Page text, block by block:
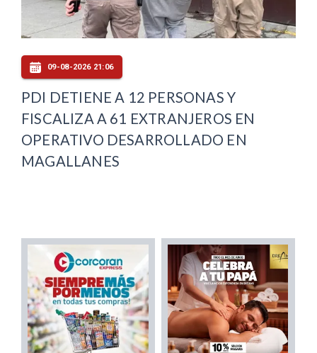
09-08-2026 21:06
PDI DETIENE A 12 PERSONAS Y
FISCALIZA A 61 EXTRANJEROS EN
OPERATIVO DESARROLLADO EN
MAGALLANES